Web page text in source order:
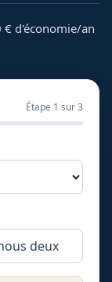
€ d'économie/an
Étape 1 sur 3
deux